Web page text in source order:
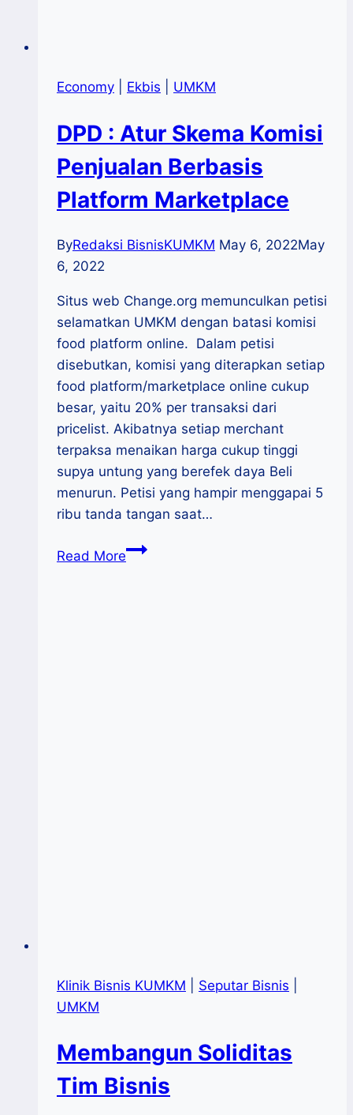
Economy Ekbis UMKM
DPD : Atur Skema Komisi
Penjualan Berbasis
Platform Marketplace
ByRedaksi BisnisKUMKM May 6, 2022May
6, 2022
Situs web Change.org memunculkan petisi
selamatkan UMKM dengan batasi komisi
food platform online. Dalam petisi
disebutkan, komisi yang diterapkan setiap
food platform/marketplace online cukup
besar, yaitu 20% per transaksi dari
pricelist. Akibatnya setiap merchant
terpaksa menaikan harga cukup tinggi
supya untung yang berefek daya Beli
menurun. Petisi yang hampir menggapai 5
ribu tanda tangan saat…
Read MoreDPD
Klinik Bisnis KUMKM Seputar Bisnis
UMKM
Membangun Soliditas
Tim Bisnis